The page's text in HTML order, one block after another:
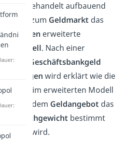
Artikel behandelt aufbauend
Artikel zum Geldmarkt das
erweiterte
. Nach einer
von
Geschäftsbankgeld
wird erklärt wie die
im erweiterten Modell
mit dem Geldangebot das
bestimmt
wird.